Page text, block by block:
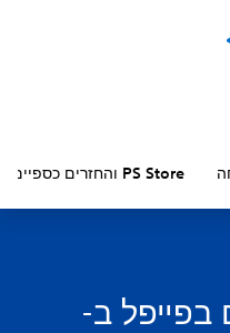
PS Store והחזרים כספיים
ב-